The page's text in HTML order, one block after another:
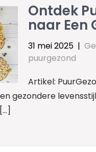
Ontdek
naar Een
31 mei 2025 |
puurgezond
Artikel:
gezondere